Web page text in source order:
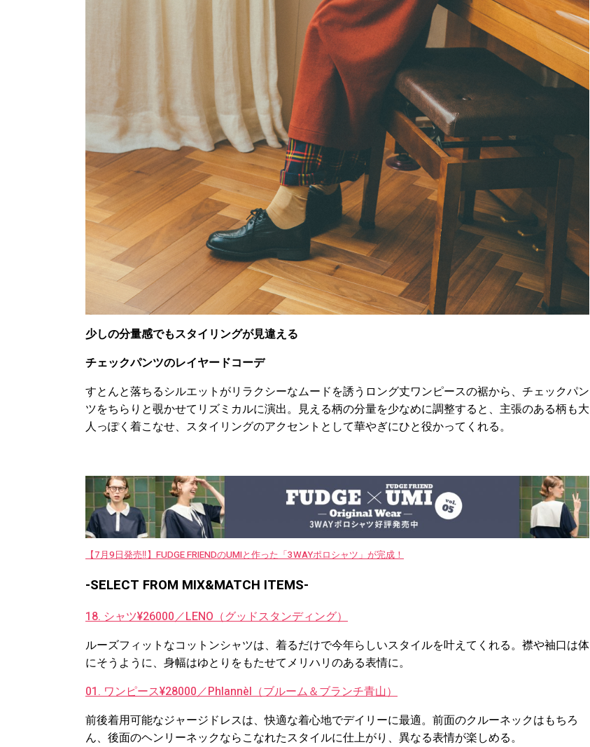
少しの分量感でもスタイリングが見違える
チェックパンツのレイヤードコーデ
すとんと落ちるシルエットがリラクシーなムードを誘うロング丈ワンピースの裾から、チェックパン
ツをちらりと覗かせてリズミカルに演出。見える柄の分量を少なめに調整すると、主張のある柄も大
人っぽく着こなせ、スタイリングのアクセントとして華やぎにひと役かってくれる。
【7月9日発売‼︎】FUDGE FRIENDのUMIと作った「3WAYポロシャツ」が完成！
-SELECT FROM MIX&MATCH ITEMS-
18. シャツ¥26000／LENO（グッドスタンディング）
ルーズフィットなコットンシャツは、着るだけで今年らしいスタイルを叶えてくれる。襟や袖口は体
にそうように、身幅はゆとりをもたせてメリハリのある表情に。
01. ワンピース¥28000／Phlannèl（ブルーム＆ブランチ青山）
前後着用可能なジャージドレスは、快適な着心地でデイリーに最適。前面のクルーネックはもちろ
ん、後面のヘンリーネックならこなれたスタイルに仕上がり、異なる表情が楽しめる。